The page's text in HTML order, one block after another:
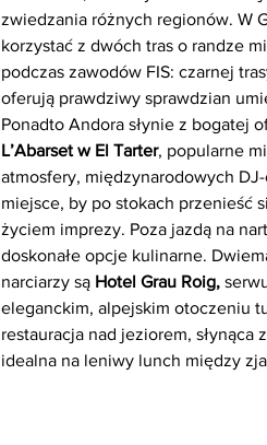
zwiedzania różnych regionów. W
korzystać z dwóch tras o randze
podczas zawodów FIS: czarnej
oferują prawdziwy sprawdzian
Ponadto Andora słynie z bogatej
L’Abarset w El Tarter, popularne
atmosfery, międzynarodowych
miejsce, by po stokach przenieść
życiem imprezy. Poza jazdą na
doskonałe opcje kulinarne.
narciarzy są Hotel Grau Roig,
eleganckim, alpejskim otoczeniu
restauracja nad jeziorem,
idealna na leniwy lunch między